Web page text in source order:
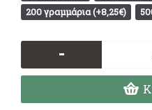
200 γραμμάρια (+8,25€)
-